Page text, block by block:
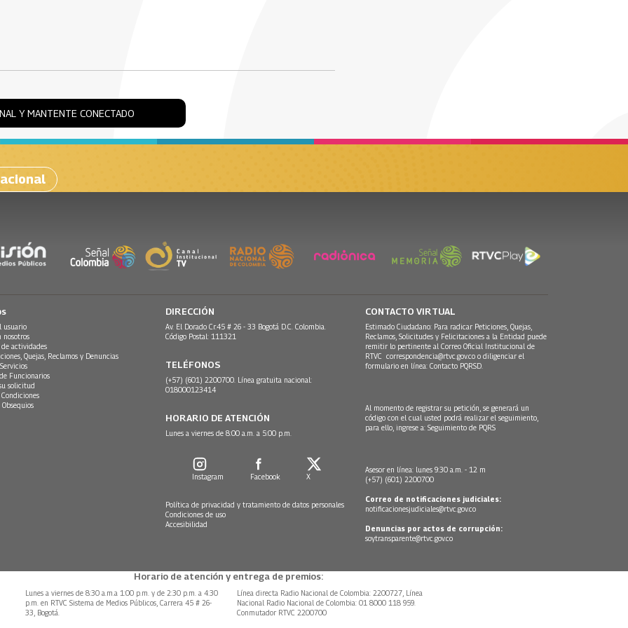
Y MANTENTE CONECTADO
usuario
nosotros
actividades
Quejas, Reclamos y Denuncias
Funcionarios
solicitud
DIRECCIÓN
Av. El Dorado Cr.45 # 26 - 33 Bogotá D.C. Colombia.
Código Postal: 111321
TELÉFONOS
(+57) (601) 2200700. Línea gratuita nacional:
018000123414
HORARIO DE ATENCIÓN
Lunes a viernes de 8:00 a.m. a 5:00 p.m.
Instagram Facebook X
Política de privacidad y tratamiento de datos personales
Condiciones de uso
Accesibilidad
CONTACTO VIRTUAL
Estimado Ciudadano: Para radicar Peticiones, Quejas,
Reclamos, Solicitudes y Felicitaciones a la Entidad puede
remitir lo pertinente al Correo Oficial Institucional de
RTVC correspondencia@rtvc.gov.co o diligenciar el
formulario en línea: Contacto PQRSD.
Al momento de registrar su petición, se generará un
código con el cual usted podrá realizar el seguimiento,
para ello, ingrese a: Seguimiento de PQRS
Asesor en línea: lunes 9:30 a.m. - 12 m
(+57) (601) 2200700
Correo de notificaciones judiciales:
notificacionesjudiciales@rtvc.gov.co
Denuncias por actos de corrupción:
soytransparente@rtvc.gov.co
Horario de atención y entrega de premios:
Lunes a viernes de 8:30 a.m.a 1:00 p.m. y de 2:30 p.m. a 4:30
p.m. en RTVC Sistema de Medios Públicos, Carrera 45 # 26-
33, Bogotá.
Línea directa Radio Nacional de Colombia: 2200727, Línea
Nacional Radio Nacional de Colombia: 01 8000 118 959.
Conmutador RTVC 2200700